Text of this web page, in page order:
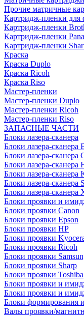
Прочие матричные
Картридж-пленки для
Картридж-пленки
Картридж-пленки
Картридж-пленки
Краска
Краска Duplo
Краска Ricoh
Краска Riso
Мастер-пленки
Мастер-пленки Duplo
Мастер-пленки Ricoh
Мастер-пленки Riso
ЗАПАСНЫЕ ЧАСТИ
Блоки лазера-сканера
Блоки лазера-сканера
Блоки лазера-сканера
Блоки лазера-сканера
Блоки лазера-сканера
Блоки лазера-сканера
Блоки лазера-сканера
Блоки проявки и
Блоки проявки Canon
Блоки проявки Epson
Блоки проявки HP
Блоки проявки
Блоки проявки Ricoh
Блоки проявки
Блоки проявки Sharp
Блоки проявки Toshiba
Блоки проявки и
Блоки проявки и
Блоки формирования
Валы проявки/